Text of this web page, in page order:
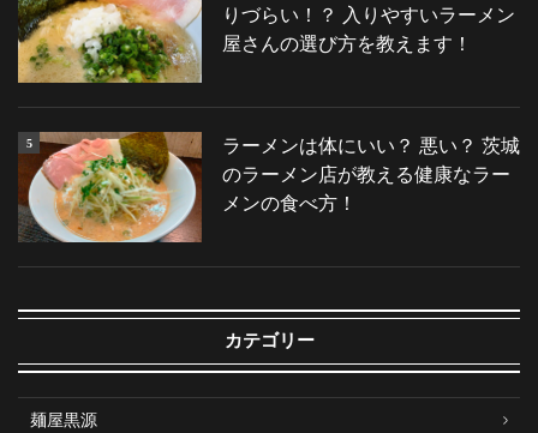
りづらい！？ 入りやすいラーメン
屋さんの選び方を教えます！
ラーメンは体にいい？ 悪い？ 茨城
のラーメン店が教える健康なラー
メンの食べ方！
カテゴリー
麺屋黒源